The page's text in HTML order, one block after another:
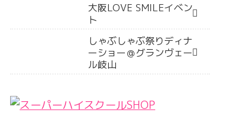
大阪LOVE SMILEイベン
ト
しゃぶしゃぶ祭りディナ
ーショー＠グランヴェー
ル岐山